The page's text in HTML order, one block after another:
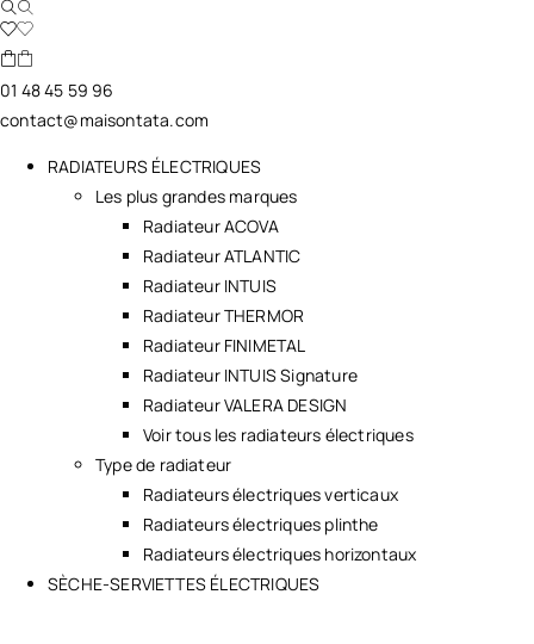
01 48 45 59 96
contact@maisontata.com
RADIATEURS ÉLECTRIQUES
Les plus grandes marques
Radiateur ACOVA
Radiateur ATLANTIC
Radiateur INTUIS
Radiateur THERMOR
Radiateur FINIMETAL
Radiateur INTUIS Signature
Radiateur VALERA DESIGN
Voir tous les radiateurs électriques
Type de radiateur
Radiateurs électriques verticaux
Radiateurs électriques plinthe
Radiateurs électriques horizontaux
SÈCHE-SERVIETTES ÉLECTRIQUES